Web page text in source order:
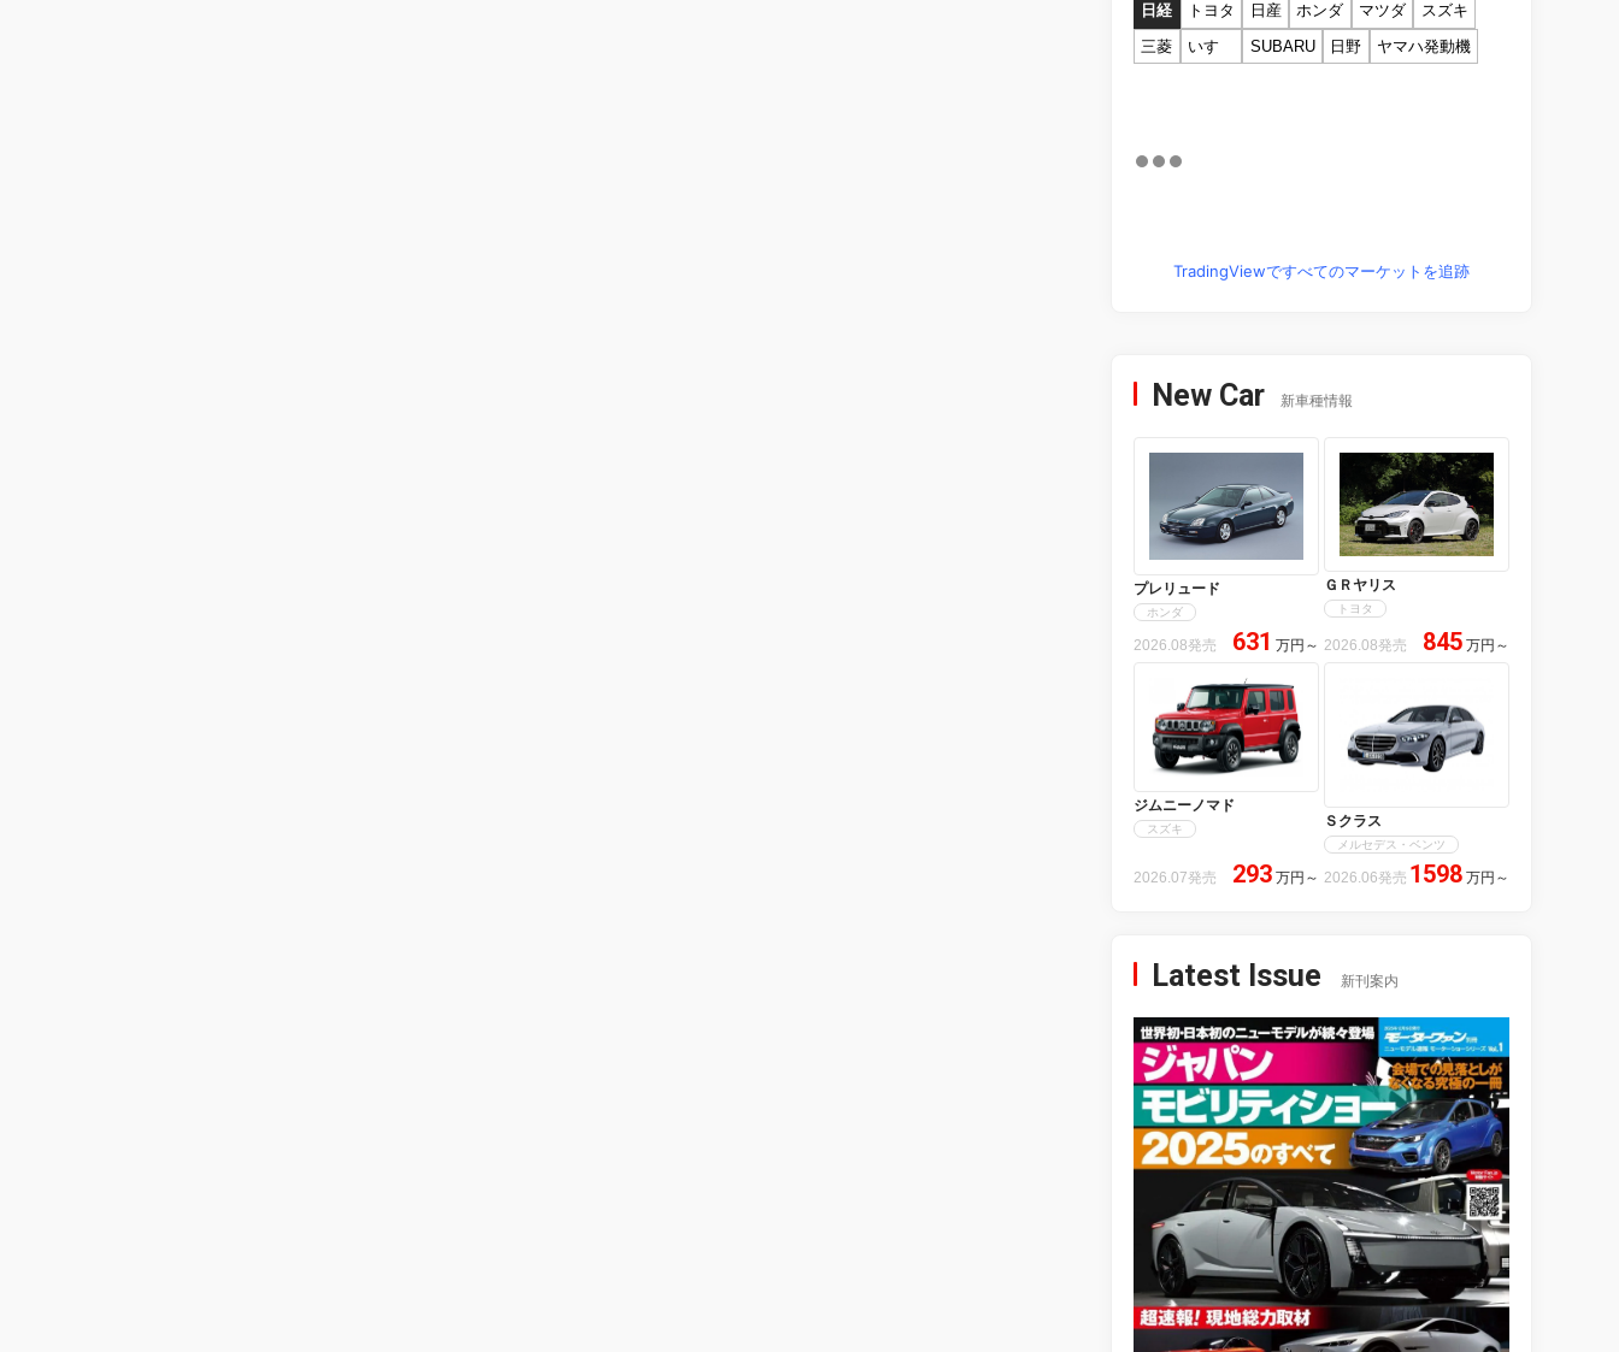
日経 トヨタ 日産 ホンダ マツダ
スズキ
三菱
いすゞ SUBARU 日野 ヤマハ発動機
TradingViewですべてのマーケットを追跡
New Car 新車種情報
プレリュード
ホンダ
2026.08発売 631 万円 ～
ＧＲヤリス
トヨタ
2026.08発売 845 万円 ～
ジムニーノマド
スズキ
2026.07発売 293 万円 ～
Ｓクラス
メルセデス・ベンツ
2026.06発売 1598 万円 ～
Latest Issue 新刊案内